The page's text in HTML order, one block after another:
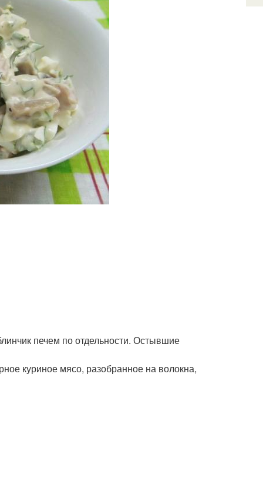
печем по отдельности. Остывшие
куриное мясо, разобранное на волокна,